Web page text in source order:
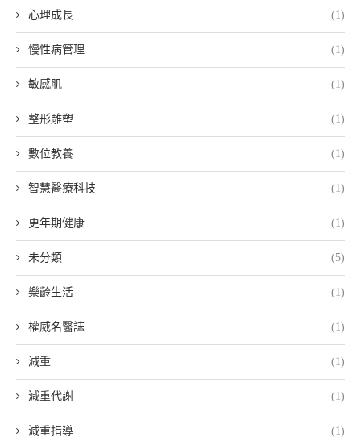
心理成長 (1)
慢性病管理 (1)
敏感肌 (1)
整形雕塑 (1)
數位教養 (1)
智慧醫療科技 (1)
更年期健康 (1)
未分類 (5)
樂齡生活 (1)
權威名醫誌 (1)
減重 (1)
減重代謝 (1)
減重指導 (1)